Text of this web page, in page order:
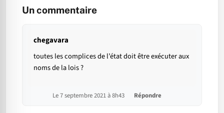
Un commentaire
chegavara
toutes les complices de l’état doit être exécuter aux
noms de la lois ?
Le 7 septembre 2021 à 8h43 Répondre